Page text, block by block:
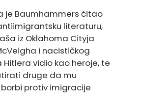
je Baumhammers čitao
literaturu,
iz Oklahoma Cityja
i nacističkog
vidio kao heroje, te
druge da mu
protiv imigracije